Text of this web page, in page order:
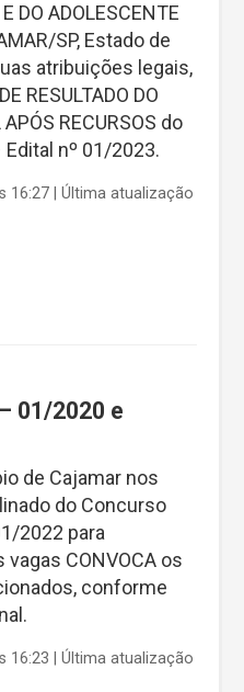
DO ADOLESCENTE
SP, Estado de
atribuições legais,
RESULTADO DO
RECURSOS do
nº 01/2023.
16:27 | Última atualização
01/2020 e
de Cajamar nos
do Concurso
2022 para
CONVOCA os
conforme
16:23 | Última atualização